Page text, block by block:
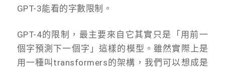
GPT-3能看的字數限制。
GPT-4的限制，最主要來自它其實只是「用前一
個字預測下一個字」這樣的模型。雖然實際上是
用一種叫transformers的架構，我們可以想成是